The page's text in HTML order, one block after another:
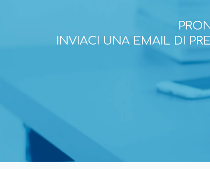
INVIACI UNA EMAIL DI